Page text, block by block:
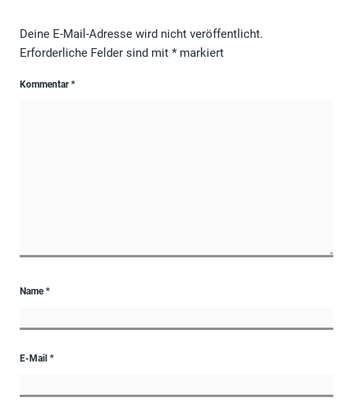
Deine E-Mail-Adresse wird nicht veröffentlicht.
Erforderliche Felder sind mit *markiert
Kommentar*
Name*
E-Mail *